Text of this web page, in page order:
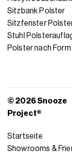
Sitzbank Polster
Sitzfenster
Stuhl
Polster nach Form
© 2026 Snooze
Project®
Startseite
Showrooms &